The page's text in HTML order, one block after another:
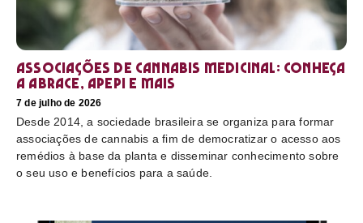
Associações de cannabis medicinal: conheça
a Abrace, Apepi e mais
7 de julho de 2026
Desde 2014, a sociedade brasileira se organiza para formar
associações de cannabis a fim de democratizar o acesso aos
remédios à base da planta e disseminar conhecimento sobre
o seu uso e benefícios para a saúde.